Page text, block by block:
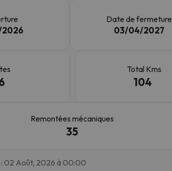
2026
Date de fermeture
03/04/2027
Total Kms
104
Remontées mécaniques
35
: 02 Août, 2026 à 00:00